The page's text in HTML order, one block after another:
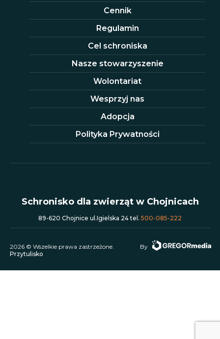
Cennik
Regulamin
Cel schroniska
Nasze stowarzyszenie
Wolontariat
Wesprzyj nas
Adopcja
Polityka Prywatności
Schronisko dla zwierząt w Chojnicach
89-620 Chojnice ul.Igielska 24 tel. 500-085-222
2026 © Wszelkie prawa zastrzeżone.
Przytulisko
By